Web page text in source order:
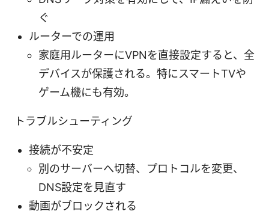
ぐ
ルーターでの運用
家庭用ルーターにVPNを直接設定すると、全
デバイスが保護される。特にスマートTVや
ゲーム機にも有効。
トラブルシューティング
接続が不安定
別のサーバーへ切替、プロトコルを変更、
DNS設定を見直す
動画がブロックされる